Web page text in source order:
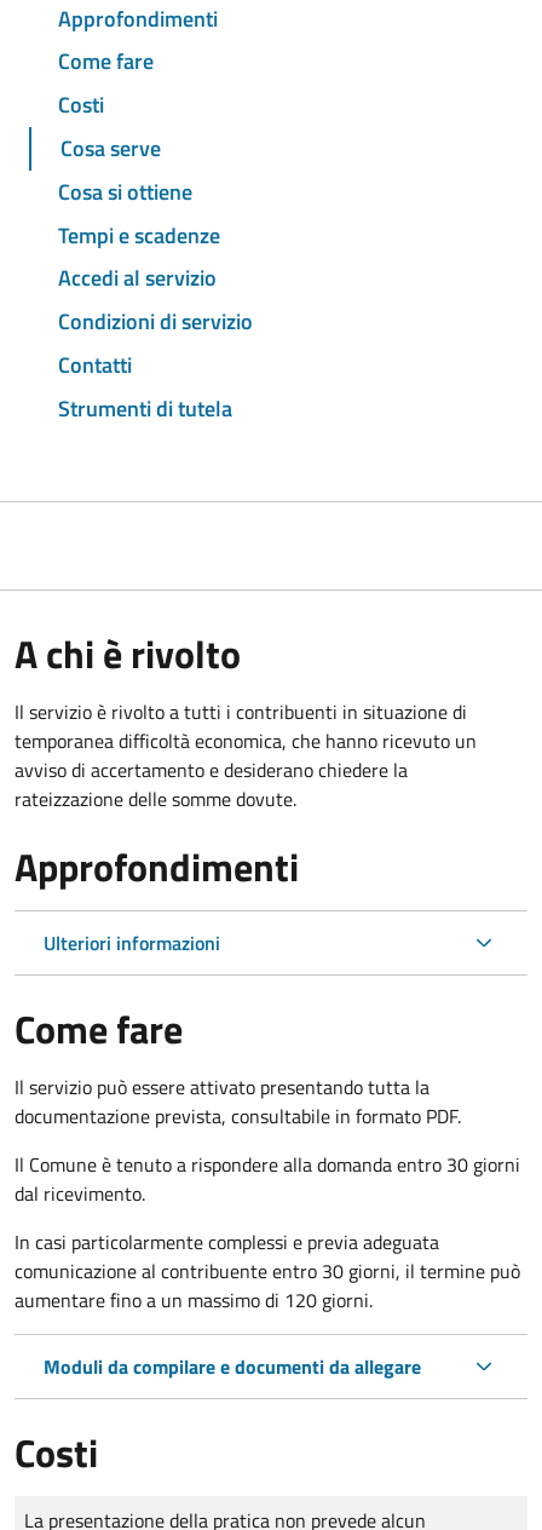
Approfondimenti
Come fare
Costi
Cosa serve
Cosa si ottiene
Tempi e scadenze
Accedi al servizio
Condizioni di servizio
Contatti
Strumenti di tutela
A chi è rivolto
Il servizio è rivolto a tutti i contribuenti in situazione di
temporanea difficoltà economica, che hanno ricevuto un
avviso di accertamento e desiderano chiedere la
rateizzazione delle somme dovute.
Approfondimenti
Ulteriori informazioni
Come fare
Il servizio può essere attivato presentando tutta la
documentazione prevista, consultabile in formato PDF.
Il Comune è tenuto a rispondere alla domanda entro 30 giorni
dal ricevimento.
In casi particolarmente complessi e previa adeguata
comunicazione al contribuente entro 30 giorni, il termine può
aumentare fino a un massimo di 120 giorni.
Moduli da compilare e documenti da allegare
Costi
Tipo di pagamento
Importo
La presentazione della pratica non prevede alcun